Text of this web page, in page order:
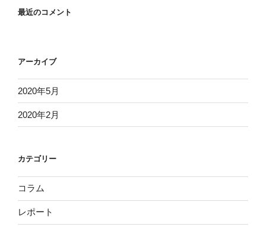
最近のコメント
アーカイブ
2020年5月
2020年2月
カテゴリー
コラム
レポート